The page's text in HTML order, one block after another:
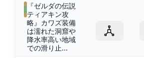
『ゼルダの伝説
ティアキン攻
略』カワズ装備
は濡れた洞窟や
降水率高い地域
での滑り止...